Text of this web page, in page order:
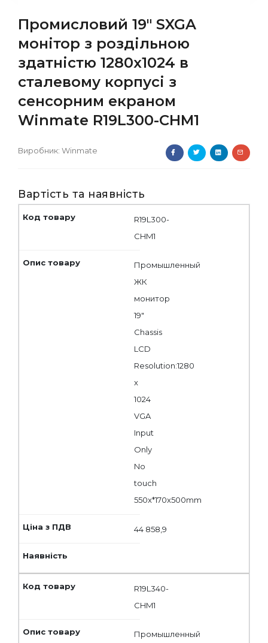
Промисловий 19" SXGA
монітор з роздільною
здатністю 1280x1024 в
сталевому корпусі з
сенсорним екраном
Winmate R19L300-CHM1
Виробник: Winmate
Вартість та наявність
R19L300-
CHM1
Промышленный
ЖК
монитор
19"
Chassis
LCD
Resolution:1280
x
1024
VGA
Input
Only
No
touch
550x*170x500mm
44 858,9
R19L340-
CHM1
Промышленный